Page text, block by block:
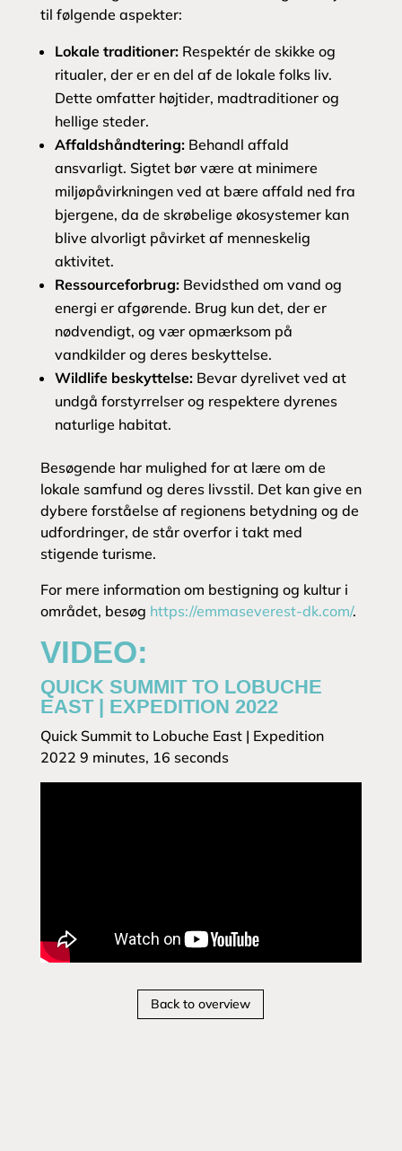
til følgende aspekter:
Lokale traditioner:Respektér de skikke og
ritualer, der er en del af de lokale folks liv.
Dette omfatter højtider, madtraditioner og
hellige steder.
Affaldshåndtering:Behandl affald
ansvarligt. Sigtet bør være at minimere
miljøpåvirkningen ved at bære affald ned fra
bjergene, da de skrøbelige økosystemer kan
blive alvorligt påvirket af menneskelig
aktivitet.
Ressourceforbrug:Bevidsthed om vand og
energi er afgørende. Brug kun det, der er
nødvendigt, og vær opmærksom på
vandkilder og deres beskyttelse.
Wildlife beskyttelse:Bevar dyrelivet ved at
undgå forstyrrelser og respektere dyrenes
naturlige habitat.
Besøgende har mulighed for at lære om de
lokale samfund og deres livsstil. Det kan give en
dybere forståelse af regionens betydning og de
udfordringer, de står overfor i takt med
stigende turisme.
For mere information om bestigning og kultur i
området, besøg https://emmaseverest-dk.com/.
VIDEO:
QUICK SUMMIT TO LOBUCHE
EAST | EXPEDITION 2022
Quick Summit to Lobuche East | Expedition
2022 9 minutes, 16 seconds
Back to overview